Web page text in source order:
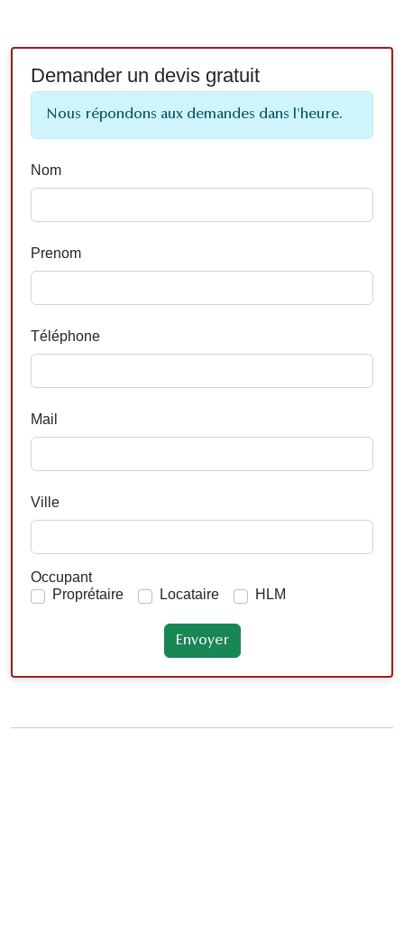
Demander un devis gratuit
Nous répondons aux demandes dans l'heure.
Nom
Prenom
Téléphone
Mail
Ville
Occupant
Proprétaire
Locataire HLM